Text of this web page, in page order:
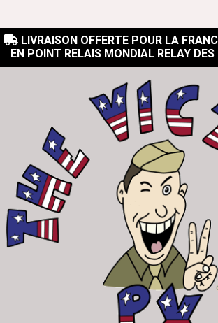
 LIVRAISON OFFERTE POUR LA
EN POINT RELAIS MONDIAL RELAY